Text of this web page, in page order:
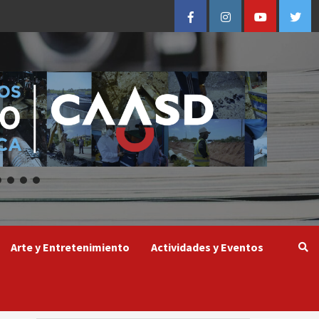
FacebookInstagramYoutube
Arte y Entretenimiento Actividades y Eventos